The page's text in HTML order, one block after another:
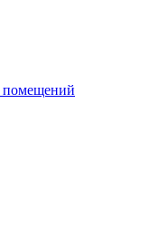
помещений